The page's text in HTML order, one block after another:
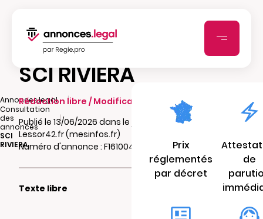
Annonces.legal
|
Consultation
des
annonces
|
SCI
RIVIERA
SCI RIVIERA
Rédaction libre / Modification
Publié le 13/06/2026 dans le journal
Lessor42.fr (mesinfos.fr)
Numéro d'annonce : F16100417391o
Texte libre
Prix
réglementés
par décret
de